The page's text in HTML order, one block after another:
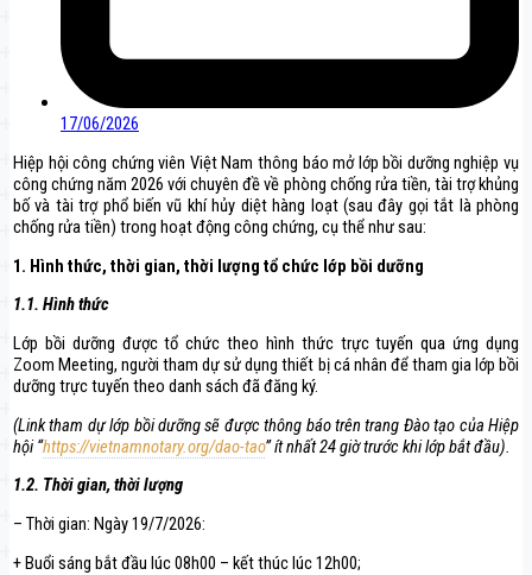
17/06/2026
Hiệp hội công chứng viên Việt Nam thông báo mở lớp bồi dưỡng nghiệp vụ
công chứng năm 2026 với chuyên đề về phòng chống rửa tiền, tài trợ khủng
bố và tài trợ phổ biến vũ khí hủy diệt hàng loạt (sau đây gọi tắt là phòng
chống rửa tiền) trong hoạt động công chứng, cụ thể như sau:
1. Hình thức, thời gian, thời lượng tổ chức lớp bồi dưỡng
1.1. Hình thức
Lớp bồi dưỡng được tổ chức theo hình thức trực tuyến qua ứng dụng
Zoom Meeting, người tham dự sử dụng thiết bị cá nhân để tham gia lớp bồi
dưỡng trực tuyến theo danh sách đã đăng ký.
(Link tham dự lớp bồi dưỡng sẽ được thông báo trên trang Đào tạo của Hiệp
hội “https://vietnamnotary.org/dao-tao” ít nhất 24 giờ trước khi lớp bắt đầu).
1.2. Thời gian, thời lượng
– Thời gian: Ngày 19/7/2026:
+ Buổi sáng bắt đầu lúc 08h00 – kết thúc lúc 12h00;